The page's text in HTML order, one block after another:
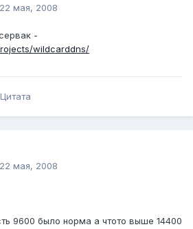
22 мая, 2008
-
wildcarddns/
Цитата
22 мая, 2008
9600 было норма а чтото выше 14400